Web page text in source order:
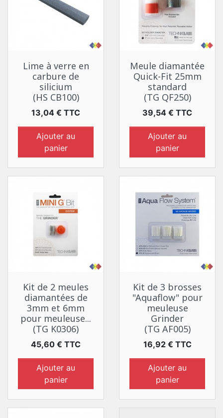
Lime à verre en
carbure de
silicium
(HS CB100)
Prix
13,04 € TTC
Ajouter au
panier
Meule diamantée
Quick-Fit 25mm
standard
(TG QF250)
Prix
39,54 € TTC
Ajouter au
panier
Kit de 2 meules
diamantées de
3mm et 6mm
pour meuleuse...
(TG K0306)
Prix
45,60 € TTC
Ajouter au
panier
Kit de 3 brosses
"Aquaflow" pour
meuleuse
Grinder
(TG AF005)
Prix
16,92 € TTC
Ajouter au
panier